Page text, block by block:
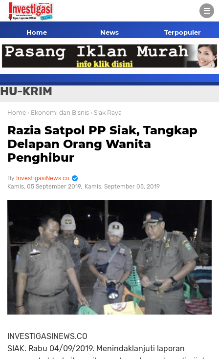
Home News Terpopuler
HU-KRIM
Home › Ekonomi dan Bisnis › Siak Raya
Razia Satpol PP Siak, Tangkap
Delapan Orang Wanita
Penghibur
InvestigasiNews.co
Kamis, 05 September 2019
Kamis, September 05, 2019
INVESTIGASINEWS.CO
SIAK. Rabu 04/09/2019. Menindaklanjuti laporan